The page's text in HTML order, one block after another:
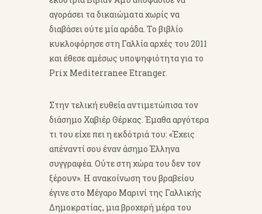
αγοράσει τα δικαιώματα χωρίς να
διαβάσει ούτε μία αράδα. Το βιβλίο
κυκλοφόρησε στη Γαλλία αρχές του 2011
και έθεσε αμέσως υποψηφιότητα για το
Prix Mediterranee Etranger.
Στην τελική ευθεία αντιμετώπισα τον
διάσημο Χαβιέρ Θέρκας. Έμαθα αργότερα
τι του είχε πει η εκδότριά του: «Έχεις
απέναντί σου έναν άσημο Έλληνα
συγγραφέα. Ούτε στη χώρα του δεν τον
ξέρουν». Η ανακοίνωση του βραβείου
έγινε στο Μέγαρο Μαρινί της Γαλλικής
Δημοκρατίας, μια βροχερή μέρα του